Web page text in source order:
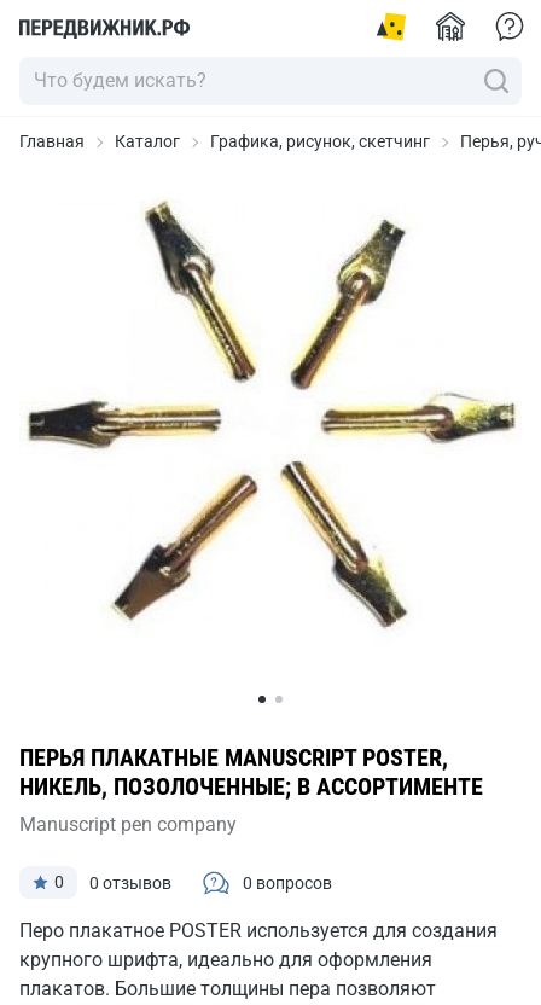
Главная Каталог Графика, рисунок, скетчинг Перья,
ПЕРЬЯ ПЛАКАТНЫЕ MANUSCRIPT POSTER,
НИКЕЛЬ, ПОЗОЛОЧЕННЫЕ; В АССОРТИМЕНТЕ
Manuscript pen company
0 0 отзывов 0 вопросов
Перо плакатное POSTER используется для создания
крупного шрифта, идеально для оформления
плакатов. Большие толщины пера позволяют